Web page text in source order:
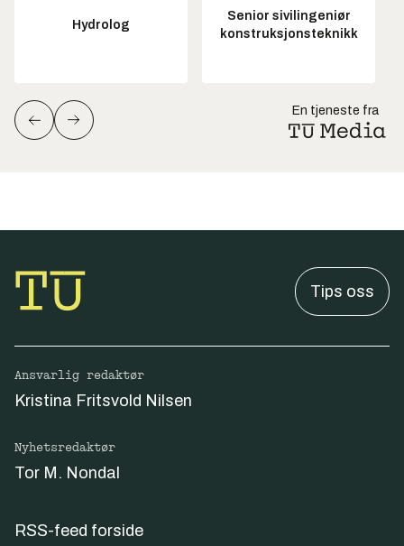
Hydrolog
Senior sivilingeniør
konstruksjonsteknikk
En tjeneste fra
Tips oss
Ansvarlig redaktør
Kristina Fritsvold Nilsen
Nyhetsredaktør
Tor M. Nondal
RSS-feed forside